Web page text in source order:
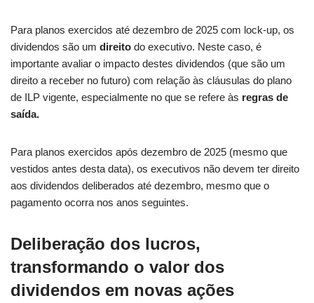
Para planos exercidos até dezembro de 2025 com lock-up, os
dividendos são um direito do executivo. Neste caso, é
importante avaliar o impacto destes dividendos (que são um
direito a receber no futuro) com relação às cláusulas do plano
de ILP vigente, especialmente no que se refere às regras de
saída.
Para planos exercidos após dezembro de 2025 (mesmo que
vestidos antes desta data), os executivos não devem ter direito
aos dividendos deliberados até dezembro, mesmo que o
pagamento ocorra nos anos seguintes.
Deliberação dos lucros,
transformando o valor dos
dividendos em novas ações